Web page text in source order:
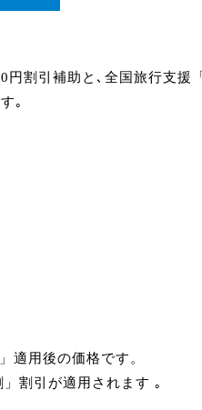
円割引補助と､全国旅行支援「
｡
適用後の価格です。
割引が適用されます ｡